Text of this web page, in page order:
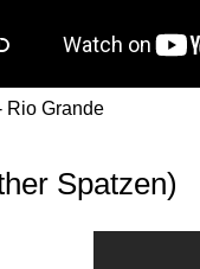
Rio Grande
Spatzen)